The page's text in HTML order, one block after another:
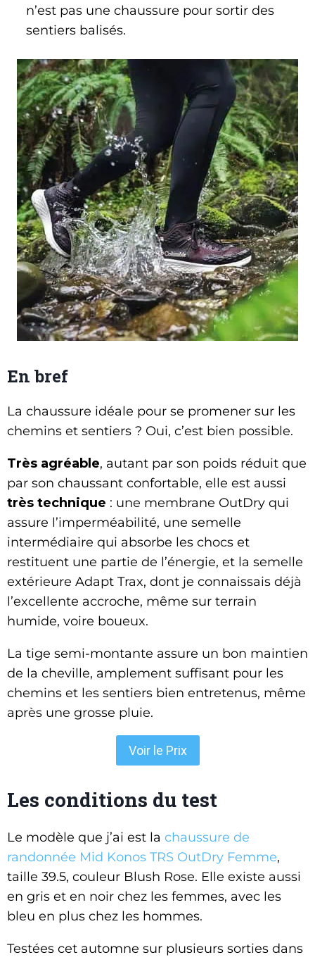
n’est pas une chaussure pour sortir des
sentiers balisés.
En bref
La chaussure idéale pour se promener sur les
chemins et sentiers ? Oui, c’est bien possible.
Très agréable, autant par son poids réduit que
par son chaussant confortable, elle est aussi
très technique : une membrane OutDry qui
assure l’imperméabilité, une semelle
intermédiaire qui absorbe les chocs et
restituent une partie de l’énergie, et la semelle
extérieure Adapt Trax, dont je connaissais déjà
l’excellente accroche, même sur terrain
humide, voire boueux.
La tige semi-montante assure un bon maintien
de la cheville, amplement suffisant pour les
chemins et les sentiers bien entretenus, même
après une grosse pluie.
Voir le Prix
Les conditions du test
Le modèle que j’ai est la chaussure de
randonnée Mid Konos TRS OutDry Femme,
taille 39.5, couleur Blush Rose. Elle existe aussi
en gris et en noir chez les femmes, avec les
bleu en plus chez les hommes.
Testées cet automne sur plusieurs sorties dans